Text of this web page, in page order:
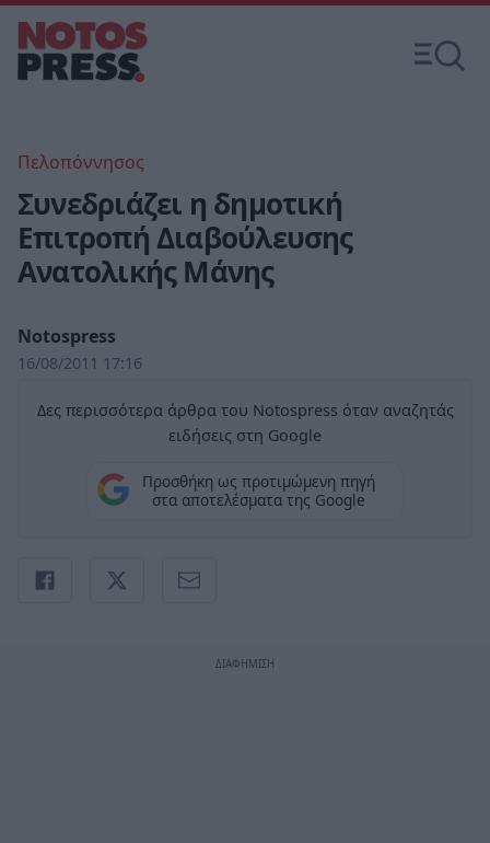
Πελοπόννησος
Συνεδριάζει η δημοτική
Επιτροπή Διαβούλευσης
Ανατολικής Μάνης
Notospress
16/08/2011 17:16
Δες περισσότερα άρθρα του Notospress όταν αναζητάς
ειδήσεις στη Google
Προσθήκη ως προτιμώμενη πηγή
στα αποτελέσματα της Google